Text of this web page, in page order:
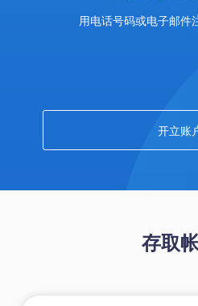
用电话号码或电子邮件
开立账
存取